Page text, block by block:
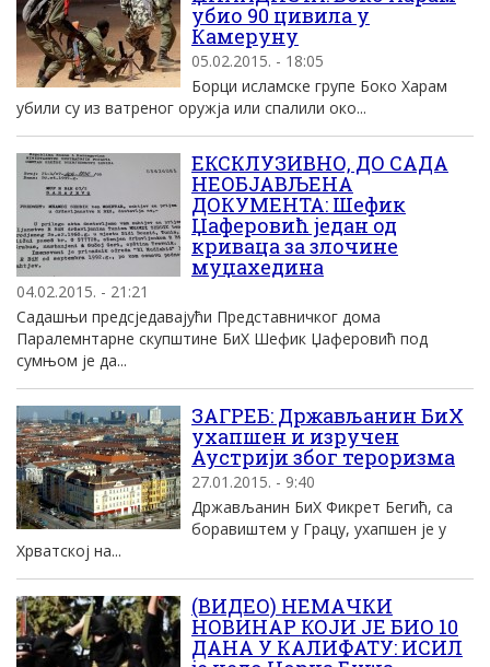
убио 90 цивила у
Камеруну
05.02.2015. - 18:05
Борци исламске групе Боко Харам
убили су из ватреног оружја или спалили око...
ЕКСКЛУЗИВНО, ДО САДА
НЕОБЈАВЉЕНА
ДОКУМЕНТА: Шефик
Џаферовић један од
криваца за злочине
муџахедина
04.02.2015. - 21:21
Садашњи предсједавајући Представничког дома
Паралемнтарне скупштине БиХ Шефик Џаферовић под
сумњом је да...
ЗАГРЕБ: Држављанин БиХ
ухапшен и изручен
Аустрији због тероризма
27.01.2015. - 9:40
Држављанин БиХ Фикрет Бегић, са
боравиштем у Грацу, ухапшен је у
Хрватској на...
(ВИДЕО) НЕМАЧКИ
НОВИНАР КОЈИ ЈЕ БИО 10
ДАНА У КАЛИФАТУ: ИСИЛ